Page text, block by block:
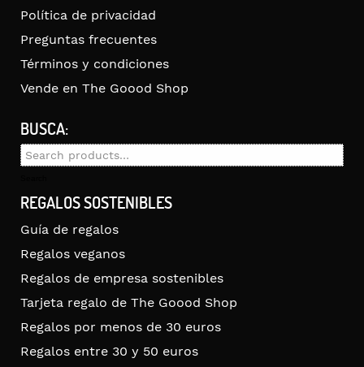
Política de privacidad
Preguntas frecuentes
Términos y condiciones
Vende en The Goood Shop
BUSCA:
Search
REGALOS SOSTENIBLES
Guía de regalos
Regalos veganos
Regalos de empresa sostenibles
Tarjeta regalo de The Goood Shop
Regalos por menos de 30 euros
Regalos entre 30 y 50 euros